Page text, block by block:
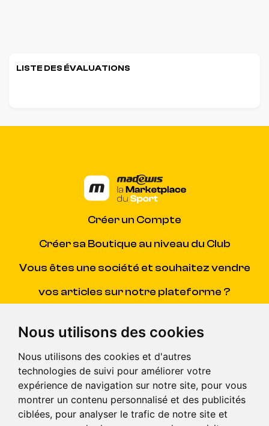
Nous utilisons des cookies
Nous utilisons des cookies et d'autres
technologies de suivi pour améliorer votre
expérience de navigation sur notre site, pour vous
montrer un contenu personnalisé et des publicités
ciblées, pour analyser le trafic de notre site et
LISTE DES ÉVALUATIONS
Créer un Compte
Créer sa Boutique au niveau du Club
Vous êtes une société et souhaitez vendre
vos articles sur notre plateforme ?
CGV
© Madewis 2026 . Tous droits reservés.